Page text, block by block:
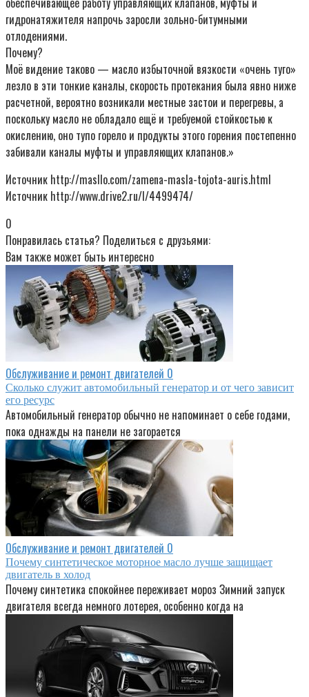
гидронатяжителя напрочь заросли зольно-битумными
отлодениями.
Почему?
Моё видение таково — масло избыточной вязкости «очень туго»
лезло в эти тонкие каналы, скорость протекания была явно ниже
расчетной, вероятно возникали местные застои и перегревы, а
поскольку масло не обладало ещё и требуемой стойкостью к
окислению, оно тупо горело и продукты этого горения постепенно
забивали каналы муфты и управляющих клапанов.»
Источник http://masllo.com/zamena-masla-tojota-auris.html
Источник http://www.drive2.ru/l/4499474/
0
Понравилась статья? Поделиться с друзьями:
Вам также может быть интересно
Обслуживание и ремонт двигателей 0
Сколько служит автомобильный генератор и от чего зависит
его ресурс
Автомобильный генератор обычно не напоминает о себе годами,
пока однажды на панели не загорается
Обслуживание и ремонт двигателей 0
Почему синтетическое моторное масло лучше защищает
двигатель в холод
Почему синтетика спокойнее переживает мороз Зимний запуск
двигателя всегда немного лотерея, особенно когда на